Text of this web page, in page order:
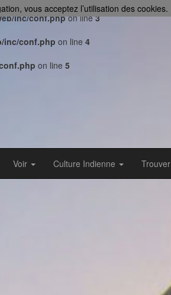
inc/conf.phpon line3
inc/conf.php on line 4
on line 5
Voir Culture Indienne Trouver
vous acceptez l’utilisation des cookies.